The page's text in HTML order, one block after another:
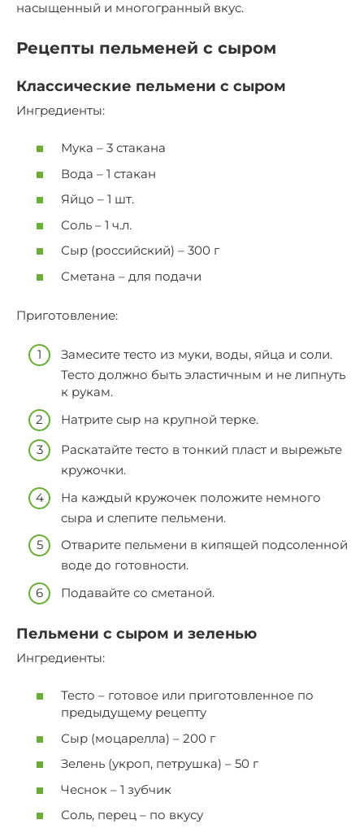
насыщенный и многогранный вкус.
Рецепты пельменей с сыром
Классические пельмени с сыром
Ингредиенты:
Мука – 3 стакана
Вода – 1 стакан
Яйцо – 1 шт.
Соль – 1 ч.л.
Сыр (российский) – 300 г
Сметана – для подачи
Приготовление:
Замесите тесто из муки, воды, яйца и соли.
Тесто должно быть эластичным и не липнуть
к рукам.
Натрите сыр на крупной терке.
Раскатайте тесто в тонкий пласт и вырежьте
кружочки.
На каждый кружочек положите немного
сыра и слепите пельмени.
Отварите пельмени в кипящей подсоленной
воде до готовности.
Подавайте со сметаной.
Пельмени с сыром и зеленью
Ингредиенты:
Тесто – готовое или приготовленное по
предыдущему рецепту
Сыр (моцарелла) – 200 г
Зелень (укроп, петрушка) – 50 г
Чеснок – 1 зубчик
Соль, перец – по вкусу